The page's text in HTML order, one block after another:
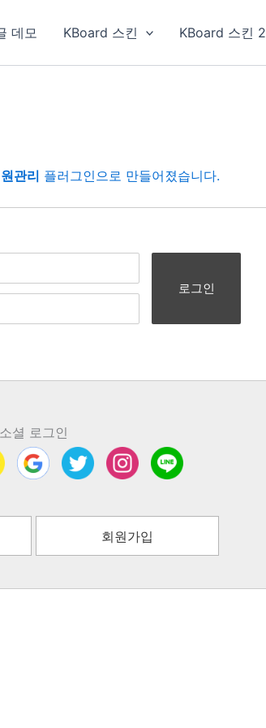
데모 KBoard 스킨 KBoard 스킨 2
관리 플러그인으로 만들어졌습니다.
로그인
소셜 로그인
회원가입